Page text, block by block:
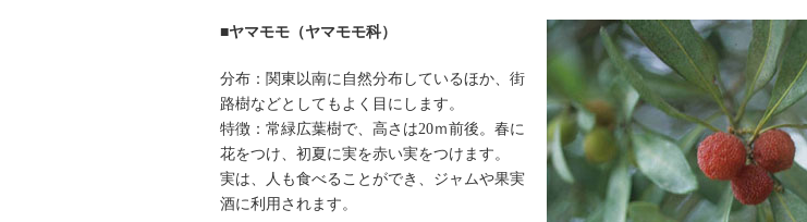
■ヤマモモ（ヤマモモ科）
分布：関東以南に自然分布しているほか、街
路樹などとしてもよく目にします。
特徴：常緑広葉樹で、高さは20ｍ前後。春に
花をつけ、初夏に実を赤い実をつけます。
実は、人も食べることができ、ジャムや果実
酒に利用されます。